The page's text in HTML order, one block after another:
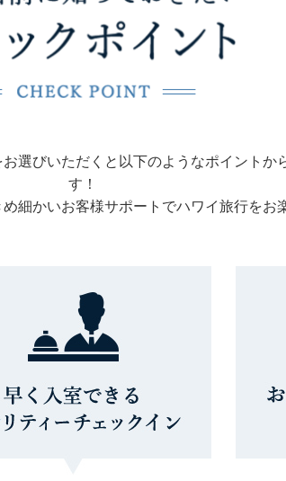
選びいただくと以下のようなポイントか
す！
細かいお客様サポートでハワイ旅行をお